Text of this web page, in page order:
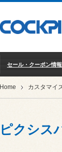
セール・クーポン情報
Home
ピクシス